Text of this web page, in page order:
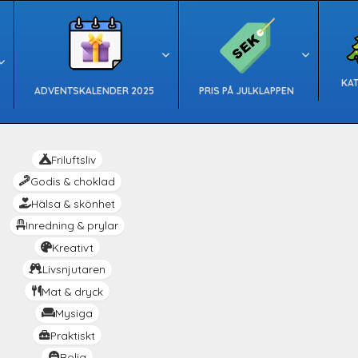
ADVENTSKALENDER 2025 PRIS PÅ JULKLAPPEN
Friluftsliv
Godis & choklad
Hälsa & skönhet
Inredning & prylar
Kreativt
Livsnjutaren
Mat & dryck
Mysiga
Praktiskt